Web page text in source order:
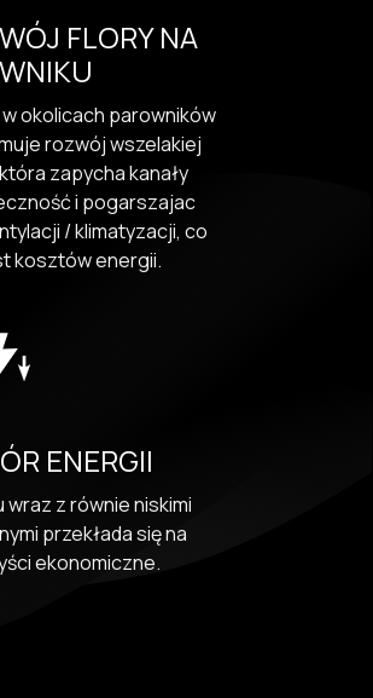
FLORY NA
okolicach parowników
rozwój wszelakiej
zapycha kanały
i pogarszajac
/ klimatyzacji, co
kosztów energii.
ENERGII
z równie niskimi
przekłada się na
ekonomiczne.